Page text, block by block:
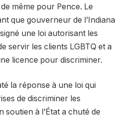
même pour Pence. Le
que gouverneur de l’Indiana
une loi autorisant les
servir les clients LGBTQ et a
licence pour discriminer.
la réponse à une loi qui
de discriminer les
soutien à l’État a chuté de